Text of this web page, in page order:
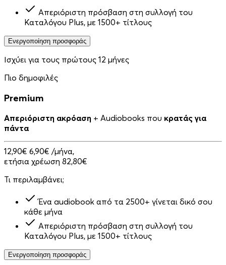
Απεριόριστη πρόσβαση στη συλλογή του
Καταλόγου Plus, με 1500+ τίτλους
Ενεργοποίηση προσφοράς
Ισχύει για τους πρώτους 12 μήνες
Πιο δημοφιλές
Premium
Απεριόριστη ακρόαση + Audiobooks που κρατάς για
πάντα
12,90€ 6,90€ /μήνα,
ετήσια χρέωση 82,80€
Τι περιλαμβάνει;
Ένα audiobook από τα 2500+ γίνεται δικό σου
κάθε μήνα
Απεριόριστη πρόσβαση στη συλλογή του
Καταλόγου Plus, με 1500+ τίτλους
Ενεργοποίηση προσφοράς